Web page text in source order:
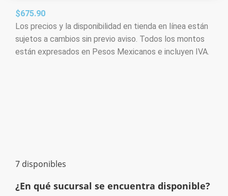
$675.90
Los precios y la disponibilidad en tienda en línea están
sujetos a cambios sin previo aviso. Todos los montos
están expresados en Pesos Mexicanos e incluyen IVA.
7 disponibles
¿En qué sucursal se encuentra disponible?